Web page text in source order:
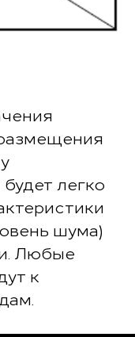
легко
шума)
Любые
к